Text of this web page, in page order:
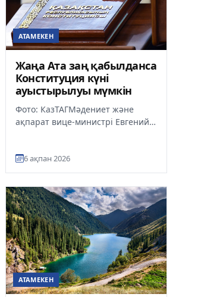
АТАМЕКЕН
Жаңа Ата заң қабылданса
Конституция күні
ауыстырылуы мүмкін
Фото: КазТАГМәдениет және
ақпарат вице-министрі Евгений
мүшелер...
6 ақпан 2026
АТАМЕКЕН